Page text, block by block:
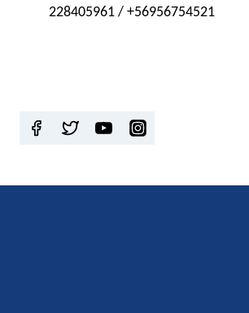
228405961 / +56956754521